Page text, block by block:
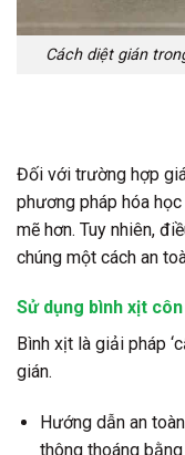
Cách diệt gián
Đối với trường hợp
phương pháp hóa
mẽ hơn. Tuy nhiên,
chúng một cách an
Sử dụng bình xịt
Bình xịt là giải pháp
gián.
Hướng dẫn an
thông thoáng